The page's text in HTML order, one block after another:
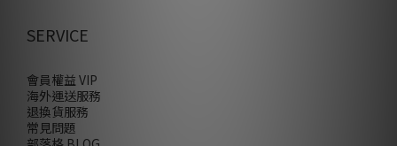
SERVICE
會員權益 VIP
海外運送服務
退換貨服務
常見問題